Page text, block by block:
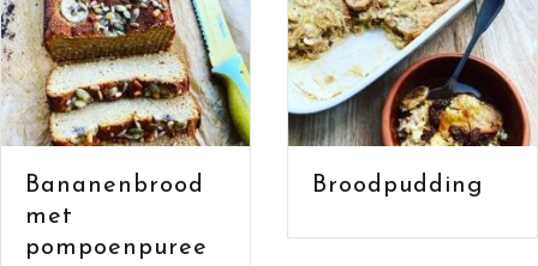
Broodpudding
Bananenbrood